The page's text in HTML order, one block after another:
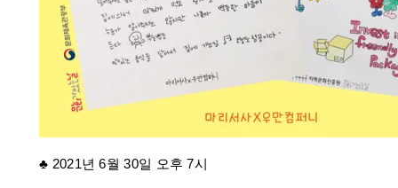
♣ 2021년 6월 30일 오후 7시